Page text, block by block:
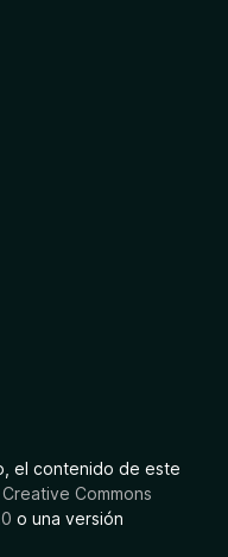
el contenido de este
Creative Commons
o una versión